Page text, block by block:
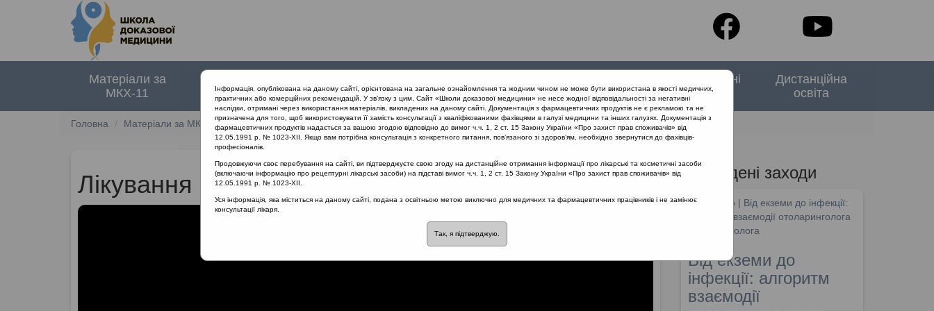
Матеріали за
МКХ-11
документи
заходи
проекту
Спеціальні
випуски
Дистанційна
освіта
Головна Матеріали за МКХ-11 12 Хвороби органів дихання Лікування гострого кашлю у дітей до 2 років
Лікування гострого кашлю у дітей до 2 років Проведені заходи
SHDM.info | Від екземи до інфекції:
алгоритм взаємодії отоларинголога
та дерматолога
Від екземи до
інфекції: алгоритм
взаємодії
Інформація, опублікована на даному сайті, орієнтована на загальне ознайомлення та жодним чином не може бути використана в якості медичних,
практичних або комерційних рекомендацій. У зв’язку з цим, Сайт «Школи доказової медицини» не несе жодної відповідальності за негативні
наслідки, отримані через використання матеріалів, викладених на даному сайті. Документація з фармацевтичних продуктів не є рекламою та не
призначена для того, щоб використовувати її замість консультації з кваліфікованими фахівцями в галузі медицини та інших галузях. Документація з
фармацевтичних продуктів надається за вашою згодою відповідно до вимог ч.ч. 1, 2 ст. 15 Закону України «Про захист прав споживачів» від
12.05.1991 р. № 1023-XII. Якщо вам потрібна консультація з конкретного питання, пов’язаного зі здоров’ям, необхідно звернутися до фахівців-
професіоналів.
Продовжуючи своє перебування на сайті, ви підтверджуєте свою згоду на дистанційне отримання інформації про лікарські та косметичні засоби
(включаючи інформацію про рецептурні лікарські засоби) на підставі вимог ч.ч. 1, 2 ст. 15 Закону України «Про захист прав споживачів» від
12.05.1991 р. № 1023-XII.
Уся інформація, яка міститься на даному сайті, подана з освітньою метою виключно для медичних та фармацевтичних працівників і не замінює
консультації лікаря.
Так, я підтверджую.